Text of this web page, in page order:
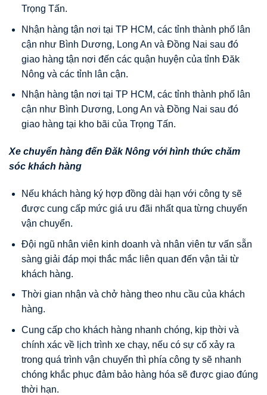
Trọng Tấn.
Nhận hàng tận nơi tại TP HCM, các tỉnh thành phố lân
cận như Bình Dương, Long An và Đồng Nai sau đó
giao hàng tận nơi đến các quận huyện của tỉnh Đăk
Nông và các tỉnh lân cận.
Nhận hàng tận nơi tại TP HCM, các tỉnh thành phố lân
cận như Bình Dương, Long An và Đồng Nai sau đó
giao hàng tại kho bãi của Trọng Tấn.
Xe chuyển hàng đến Đăk Nông với hình thức chăm
sóc khách hàng
Nếu khách hàng ký hợp đồng dài hạn với công ty sẽ
được cung cấp mức giá ưu đãi nhất qua từng chuyến
vận chuyển.
Đội ngũ nhân viên kinh doanh và nhân viên tư vấn sẵn
sàng giải đáp mọi thắc mắc liên quan đến vận tải từ
khách hàng.
Thời gian nhận và chở hàng theo nhu cầu của khách
hàng.
Cung cấp cho khách hàng nhanh chóng, kịp thời và
chính xác về lịch trình xe chạy, nếu có sự cố xảy ra
trong quá trình vận chuyển thì phía công ty sẽ nhanh
chóng khắc phục đảm bảo hàng hóa sẽ được giao đúng
thời hạn.